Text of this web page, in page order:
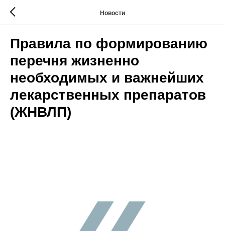
Новости
Правила по формированию
перечня жизненно
необходимых и важнейших
лекарственных препаратов
(ЖНВЛП)